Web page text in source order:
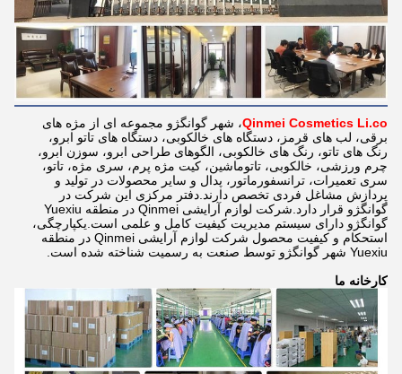
Qinmei Cosmetics Li.co، شهر گوانگژو مجموعه ای از مژه های
برقی، لب های قرمز، دستگاه های خالکوبی، دستگاه های تاتو ابرو،
رنگ های تاتو، رنگ های خالکوبی، الگوهای طراحی ابرو، سوزن ابرو،
چرم ورزشی، خالکوبی، تاتوماشین، کیت مژه پرم، سری مژه، تاتو،
سری تعمیرات، ترانسفورماتور، پدال و سایر محصولات در تولید و
پردازش مشاغل فردی تخصص دارند.دفتر مرکزی این شرکت در
گوانگژو قرار دارد.شرکت لوازم آرایشی Qinmei در منطقه Yuexiu
گوانگژو دارای سیستم مدیریت کیفیت کامل و علمی است.یکپارچگی،
استحکام و کیفیت محصول شرکت لوازم آرایشی Qinmei در منطقه
Yuexiu شهر گوانگژو توسط صنعت به رسمیت شناخته شده است.
کارخانه ما